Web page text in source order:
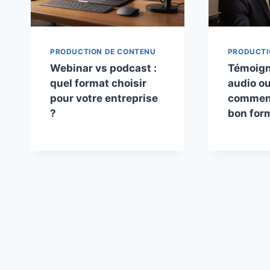
PRODUCTION DE CONTENU
Webinar vs podcast :
quel format choisir
pour votre entreprise
?
audio
bon